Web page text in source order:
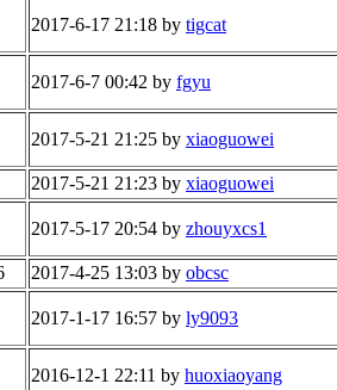
2017-6-17 21:18 by tigcat
2017-6-7 00:42 by fgyu
2017-5-21 21:25 by xiaoguowei
2017-5-21 21:23 by xiaoguowei
2017-5-17 20:54 by zhouyxcs1
2017-4-25 13:03 by obcsc
2017-1-17 16:57 by ly9093
2016-12-1 22:11 by huoxiaoyang